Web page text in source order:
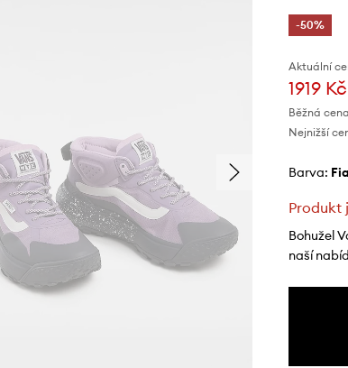
-50%
Aktuální
1919 Kč
Běžná
Nejnižší
Barva:
Produkt
Bohužel
naší